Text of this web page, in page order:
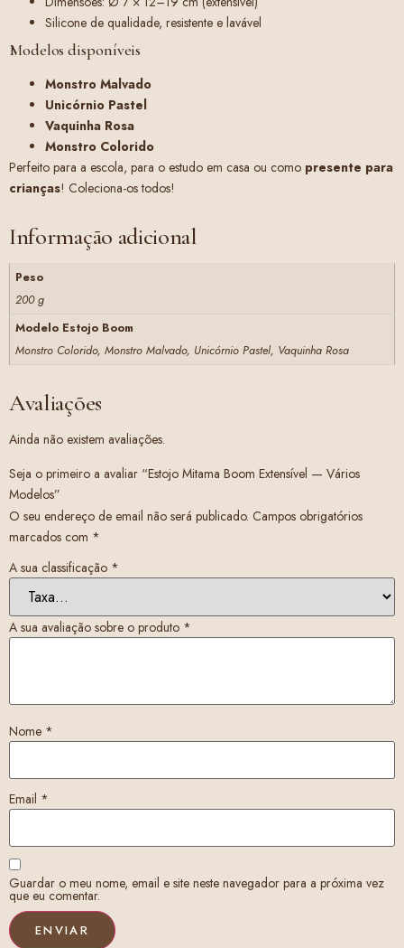
Silicone de qualidade, resistente e lavável
Modelos disponíveis
Monstro Malvado
Unicórnio Pastel
Vaquinha Rosa
Monstro Colorido
Perfeito para a escola, para o estudo em casa ou como presente para
crianças! Coleciona-os todos!
Informação adicional
Peso
200 g
Modelo Estojo Boom
Monstro Colorido, Monstro Malvado, Unicórnio Pastel, Vaquinha Rosa
Avaliações
Ainda não existem avaliações.
Seja o primeiro a avaliar “Estojo Mitama Boom Extensível — Vários
Modelos”
O seu endereço de email não será publicado. Campos obrigatórios
marcados com *
A sua classificação *
A sua avaliação sobre o produto *
Nome *
Email *
Guardar o meu nome, email e site neste navegador para a próxima vez
que eu comentar.